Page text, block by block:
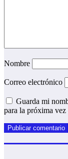
Nombre
Correo electrónico
Guarda mi
para la próxima vez